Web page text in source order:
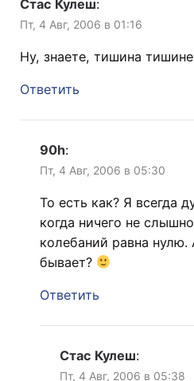
Стас Кулеш:
Пт, 4 Авг, 2006 в 01:16
Ну, знаете, тишина
Ответить
90h:
Пт, 4 Авг, 2006 в 05:30
То есть как? Я всегда
когда ничего не
колебаний равна
бывает?
Ответить
Стас Кулеш:
Пт, 4 Авг, 2006 в 05:38